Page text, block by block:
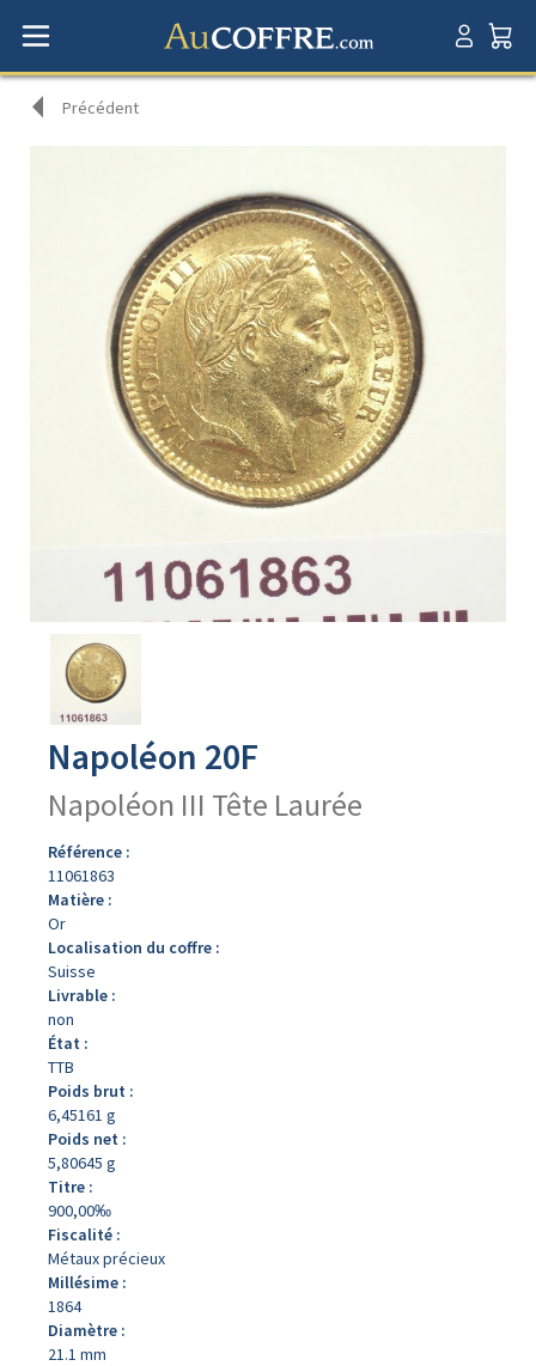
Précédent
Avers
produit
Napoléon 20F
Napoléon III Tête Laurée
Référence :
11061863
Matière :
Or
Localisation du coffre :
Suisse
Livrable :
non
État :
TTB
Poids brut :
6,45161 g
Poids net :
5,80645 g
Titre :
900,00‰
Fiscalité :
Métaux précieux
Millésime :
1864
Diamètre :
21.1 mm